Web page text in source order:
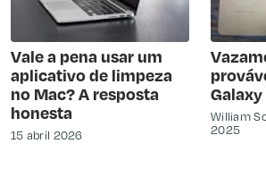
Vale a pena usar um
aplicativo de limpeza
no Mac? A resposta
honesta
15 abril 2026
William
2025